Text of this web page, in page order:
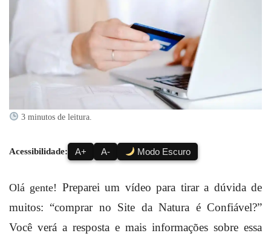
3 minutos de leitura.
Acessibilidade: A+ A- Modo Escuro
Olá gente! Preparei um vídeo para tirar a dúvida de
muitos: “comprar no Site da Natura é Confiável?”
Você verá a resposta e mais informações sobre essa